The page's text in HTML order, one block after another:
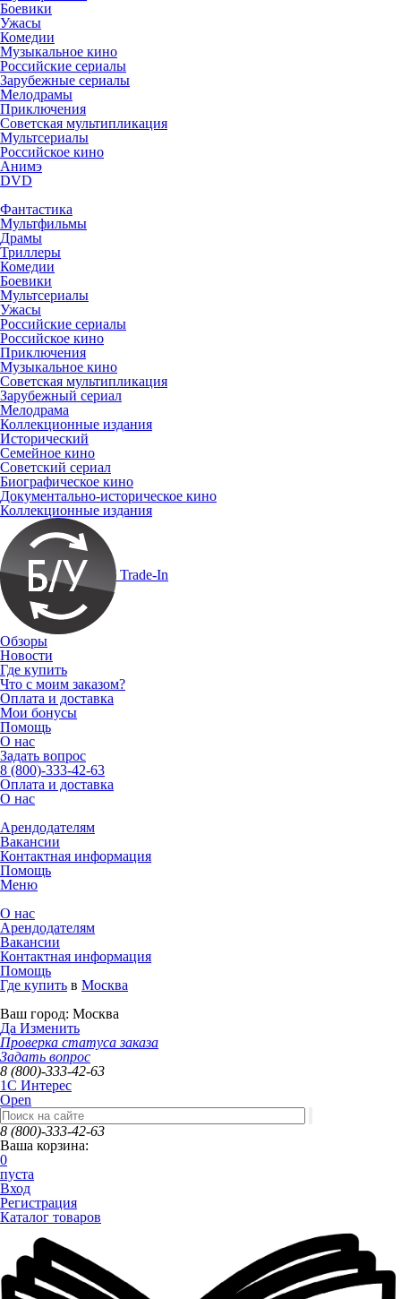
Боевики
Ужасы
Комедии
Музыкальное кино
Российские сериалы
Зарубежные сериалы
Мелодрамы
Приключения
Советская мультипликация
Мультсериалы
Российское кино
Анимэ
DVD
Фантастика
Мультфильмы
Драмы
Триллеры
Комедии
Боевики
Мультсериалы
Ужасы
Российские сериалы
Российское кино
Приключения
Музыкальное кино
Советская мультипликация
Зарубежный сериал
Мелодрама
Коллекционные издания
Исторический
Семейное кино
Советский сериал
Биографическое кино
Документально-историческое кино
Коллекционные издания
Trade-In
Обзоры
Новости
Где купить
Что с моим заказом?
Оплата и доставка
Мои бонусы
Помощь
О нас
Задать вопрос
8 (800)-333-42-63
Оплата и доставка
О нас
Арендодателям
Вакансии
Контактная информация
Помощь
Меню
О нас
Арендодателям
Вакансии
Контактная информация
Помощь
Где купить в Москва
Ваш город: Москва
Да Изменить
Проверка статуса заказа
Задать вопрос
8 (800)-333-42-63
1C Интерес
Open
8 (800)-333-42-63
Ваша корзина:
0
пуста
Вход
Регистрация
Каталог товаров